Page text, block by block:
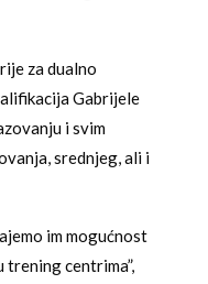
za dualno
Gabrijele
i svim
srednjeg, ali i
im mogućnost
trening centrima”,